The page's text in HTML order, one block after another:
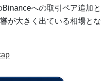
への取引ペア追加と
が大きく出ている相場とな